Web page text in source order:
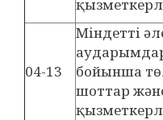
04-13
Міндетті
бойынша
шоттар